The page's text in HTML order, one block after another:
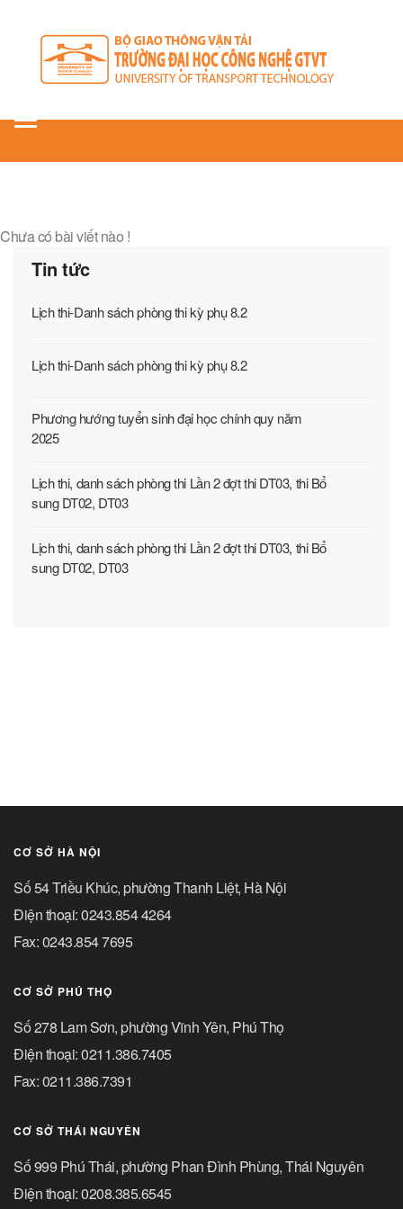
Toggle
Chưa có bài viết nào !
Tin tức
Lịch thi-Danh sách phòng thi kỳ phụ 8.2
Lịch thi-Danh sách phòng thi kỳ phụ 8.2
Phương hướng tuyển sinh đại học chính quy năm
2025
Lịch thi, danh sách phòng thi Lần 2 đợt thi DT03, thi Bổ
sung DT02, DT03
Lịch thi, danh sách phòng thi Lần 2 đợt thi DT03, thi Bổ
sung DT02, DT03
CƠ SỞ HÀ NỘI
Số 54 Triều Khúc, phường Thanh Liệt, Hà Nội
Điện thoại: 0243.854 4264
Fax: 0243.854 7695
CƠ SỞ PHÚ THỌ
Số 278 Lam Sơn, phường Vĩnh Yên, Phú Thọ
Điện thoại: 0211.386.7405
Fax: 0211.386.7391
CƠ SỞ THÁI NGUYÊN
Số 999 Phú Thái, phường Phan Đình Phùng, Thái Nguyên
Điện thoại: 0208.385.6545